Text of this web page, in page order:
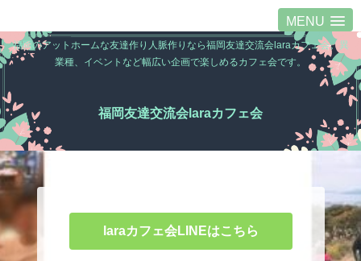
MENU
福岡のアットホームな友達作り人脈作りなら福岡友達交流会laraカフェ会。異
業種、イベントなど幅広い企画で楽しめるカフェ会です。
福岡友達交流会laraカフェ会
laraカフェ会LINEはこちら